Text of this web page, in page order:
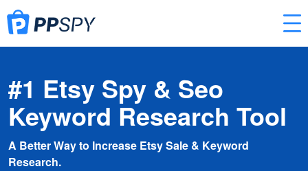
#1 Etsy Spy & Seo
Keyword Research Tool
A Better Way to Increase Etsy Sale & Keyword
Research.